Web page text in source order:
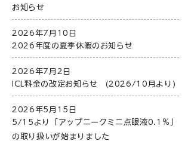
お知らせ
2026年7月10日
2026年度の夏季休暇のお知らせ
2026年7月2日
ICL料金の改定お知らせ (2026/10月より)
2026年5月15日
5/15より「アップニークミニ点眼液0.1％」
の取り扱いが始まりました